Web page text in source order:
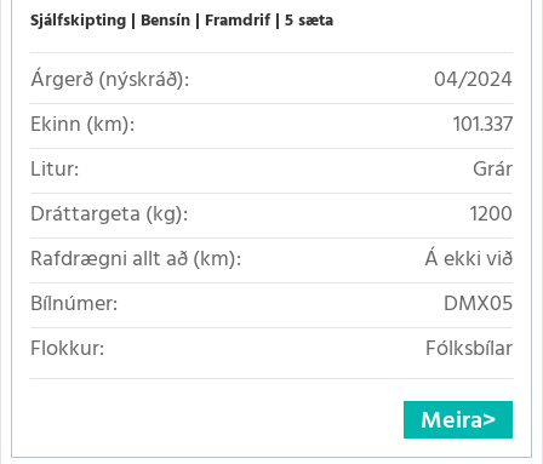
Sjálfskipting Bensín Framdrif 5 sæta
Árgerð (nýskráð):
04/2024
Ekinn (km):
101.337
Litur:
Grár
Dráttargeta (kg):
1200
Rafdrægni allt að (km):
Á ekki við
Bílnúmer:
DMX05
Flokkur:
Fólksbílar
Meira